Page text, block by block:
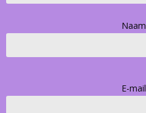
Naam
E-mail